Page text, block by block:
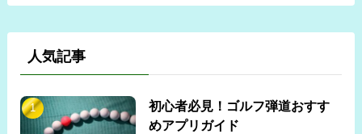
人気記事
初心者必見！ゴルフ弾道おすす
めアプリガイド